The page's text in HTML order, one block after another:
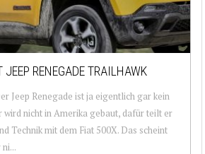
JEEP RENEGADE TRAILHAWK
Jeep Renegade ist ja eigentlich gar kein
wird nicht in Amerika gebaut, dafür teilt er
Technik mit dem Fiat 500X. Das scheint